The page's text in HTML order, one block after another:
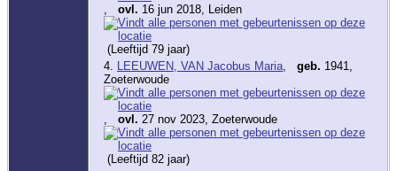
ovl. 16 jun 2018, Leiden
(Leeftijd 79 jaar)
4.
LEEUWEN, VAN Jacobus Maria geb. 1941,
Zoeterwoude
ovl. 27 nov 2023, Zoeterwoude
(Leeftijd 82 jaar)